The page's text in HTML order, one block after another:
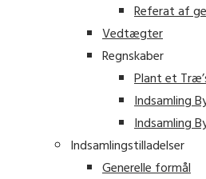
Referat af
Vedtægter
Regnskaber
Plant et
Indsamling
Indsamling
Indsamlingstilladelser
Generelle formål